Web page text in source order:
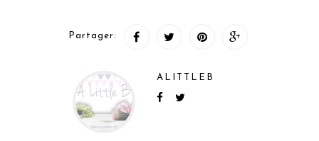
Partager:
ALITTLEB